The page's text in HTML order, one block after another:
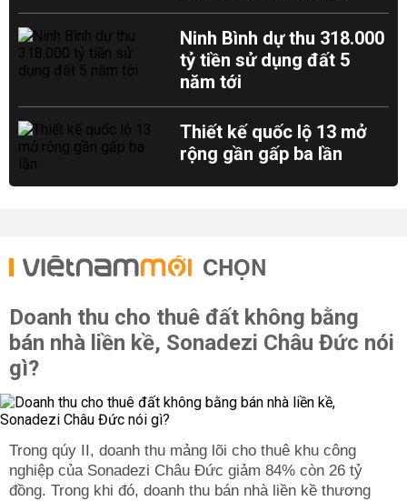
Ninh Bình dự thu 318.000
tỷ tiền sử dụng đất 5
năm tới
Thiết kế quốc lộ 13 mở
rộng gần gấp ba lần
CHỌN
Doanh thu cho thuê đất không bằng
bán nhà liền kề, Sonadezi Châu Đức nói
gì?
Trong qúy II, doanh thu mảng lõi cho thuê khu công
nghiệp của Sonadezi Châu Đức giảm 84% còn 26 tỷ
đồng. Trong khi đó, doanh thu bán nhà liền kề thương